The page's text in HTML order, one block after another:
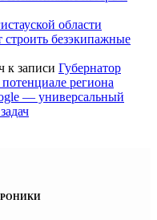
области
строить безэкипажные
к записи Губернатор
региона
— универсальный